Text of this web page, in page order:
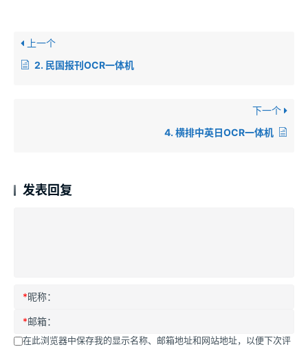
上一个
2. 民国报刊OCR一体机
下一个
4. 横排中英日OCR一体机
发表回复
*昵称：
*邮箱：
在此浏览器中保存我的显示名称、邮箱地址和网站地址，以便下次评